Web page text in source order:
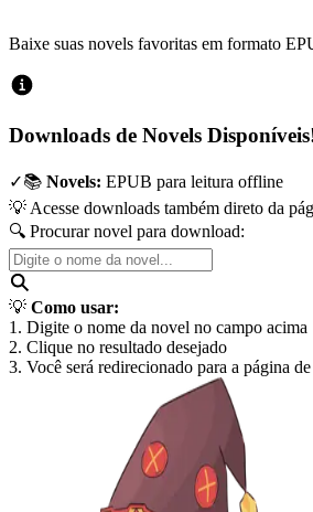
Baixe suas novels favoritas em formato
Downloads de Novels
✓📚 Novels: EPUB para leitura offline
💡 Acesse downloads também direto da
🔍 Procurar novel para download:
💡 Como usar:
1. Digite o nome da novel no campo acima
2. Clique no resultado desejado
3. Você será redirecionado para a página